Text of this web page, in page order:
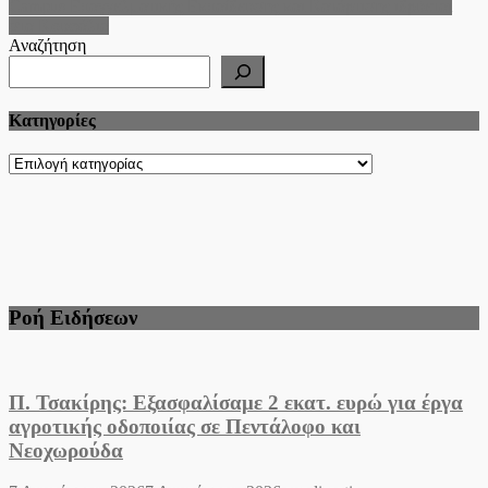
Αναζήτηση
Kατηγορίες
Kατηγορίες
Ροή Ειδήσεων
Π. Τσακίρης: Εξασφαλίσαμε 2 εκατ. ευρώ για έργα
αγροτικής οδοποιίας σε Πεντάλοφο και
Νεοχωρούδα